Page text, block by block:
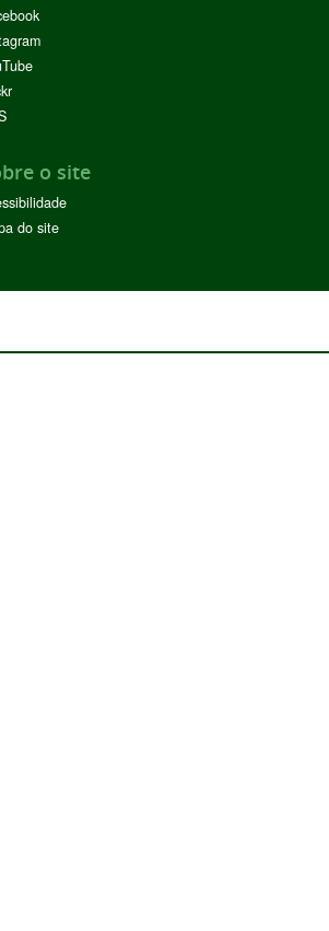
o site
do site